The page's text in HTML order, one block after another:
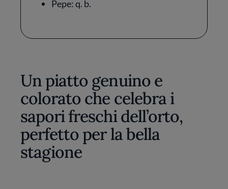
Pepe: q. b.
Un piatto genuino e
colorato che celebra i
sapori freschi dell’orto,
perfetto per la bella
stagione